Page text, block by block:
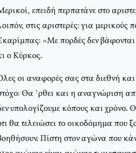
επειδή περπατάνε στο
στις αριστερές: για
«Με πορδές δεν βάφονται
ο Kύρκος.
οι αναφορές σας στα διεθνή
Θα ’ρθει και η αναγνώριση
υπολογίζουμε κόπους και χρόνο.
θα τελειώσει το οικοδόμημα που
Πίστη στον αγώνα που